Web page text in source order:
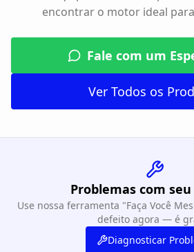
encontrar o motor ideal
Fale com um
Ver Todos os
Problemas com
Use nossa ferramenta "Faça Você
defeito agora — é
Diagnosticar